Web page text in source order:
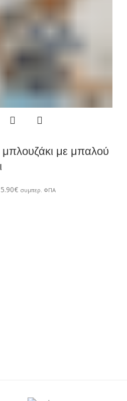
με μπαλού
€ συμπερ. ΦΠΑ